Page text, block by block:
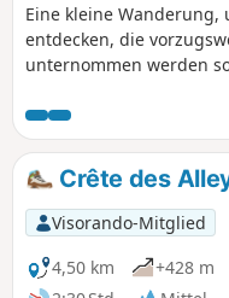
Eine kleine Wanderung,
entdecken, die
unternommen werden
Grand Veymont
haben einen Überblick
Vercors-Massivs mit
Crête des
Visorando-Mitglied
4,50 km
+428 m